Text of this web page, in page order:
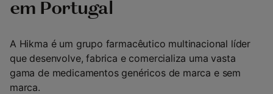
em Portugal
A Hikma é um grupo farmacêutico multinacional líder
que desenvolve, fabrica e comercializa uma vasta
gama de medicamentos genéricos de marca e sem
marca.